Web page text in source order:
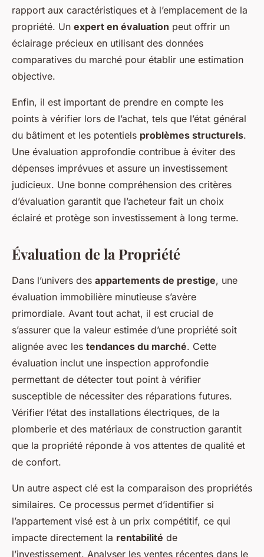
rapport aux caractéristiques et à l’emplacement de la
propriété. Un expert en évaluation peut offrir un
éclairage précieux en utilisant des données
comparatives du marché pour établir une estimation
objective.
Enfin, il est important de prendre en compte les
points à vérifier lors de l’achat, tels que l’état général
du bâtiment et les potentiels problèmes structurels.
Une évaluation approfondie contribue à éviter des
dépenses imprévues et assure un investissement
judicieux. Une bonne compréhension des critères
d’évaluation garantit que l’acheteur fait un choix
éclairé et protège son investissement à long terme.
Évaluation de la Propriété
Dans l’univers des appartements de prestige, une
évaluation immobilière minutieuse s’avère
primordiale. Avant tout achat, il est crucial de
s’assurer que la valeur estimée d’une propriété soit
alignée avec les tendances du marché. Cette
évaluation inclut une inspection approfondie
permettant de détecter tout point à vérifier
susceptible de nécessiter des réparations futures.
Vérifier l’état des installations électriques, de la
plomberie et des matériaux de construction garantit
que la propriété réponde à vos attentes de qualité et
de confort.
Un autre aspect clé est la comparaison des propriétés
similaires. Ce processus permet d’identifier si
l’appartement visé est à un prix compétitif, ce qui
impacte directement la rentabilité de
l’investissement. Analyser les ventes récentes dans le